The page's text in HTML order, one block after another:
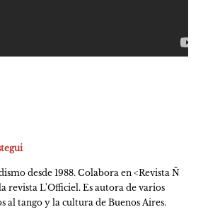
desde 1988. Colabora en <Revista Ñ
revista L'Officiel. Es autora de varios
al tango y la cultura de Buenos Aires.